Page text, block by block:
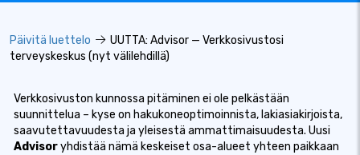
Päivitä luettelo
UUTTA: Advisor — Verkkosivustosi
terveyskeskus (nyt välilehdillä)
Verkkosivuston kunnossa pitäminen ei ole pelkästään
suunnittelua – kyse on hakukoneoptimoinnista, lakiasiakirjoista,
saavutettavuudesta ja yleisestä ammattimaisuudesta. Uusi
Advisoryhdistää nämä keskeiset osa-alueet yhteen paikkaan